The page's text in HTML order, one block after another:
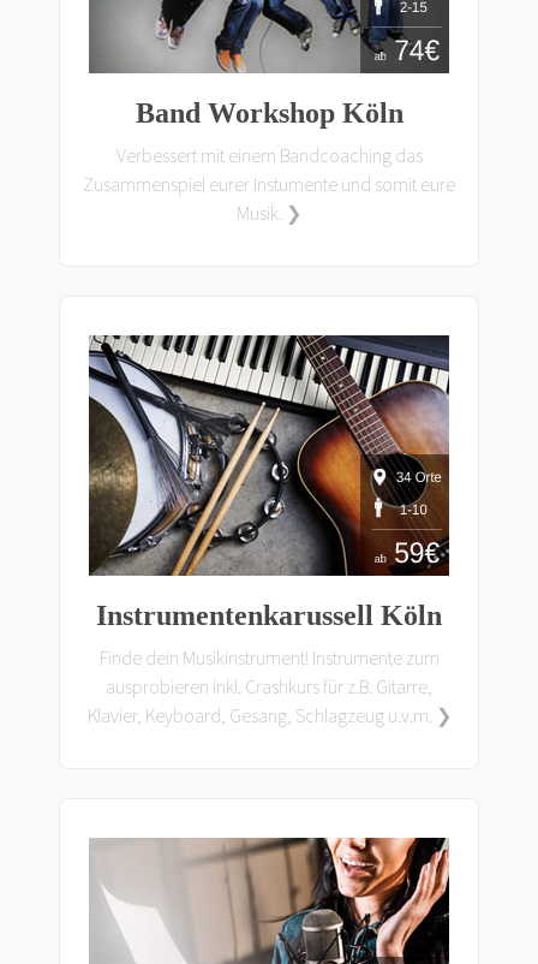
Band Workshop Köln
Verbessert mit einem Bandcoaching das
Zusammenspiel eurer Instumente und somit eure
Musik. ❯
Instrumentenkarussell Köln
Finde dein Musikinstrument! Instrumente zum
ausprobieren inkl. Crashkurs für z.B. Gitarre,
Klavier, Keyboard, Gesang, Schlagzeug u.v.m. ❯